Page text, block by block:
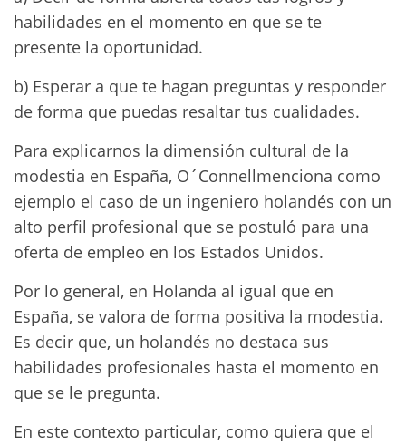
habilidades en el momento en que se te
presente la oportunidad.
b) Esperar a que te hagan preguntas y responder
de forma que puedas resaltar tus cualidades.
Para explicarnos la dimensión cultural de la
modestia en España, O´Connellmenciona como
ejemplo el caso de un ingeniero holandés con un
alto perfil profesional que se postuló para una
oferta de empleo en los Estados Unidos.
Por lo general, en Holanda al igual que en
España, se valora de forma positiva la modestia.
Es decir que, un holandés no destaca sus
habilidades profesionales hasta el momento en
que se le pregunta.
En este contexto particular, como quiera que el